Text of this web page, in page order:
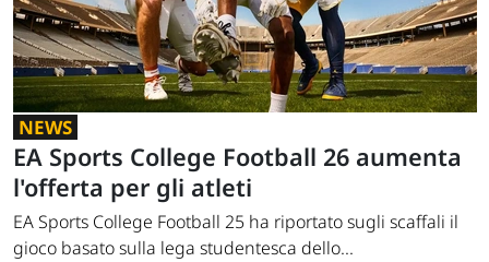
NEWS
EA Sports College Football 26 aumenta
l'offerta per gli atleti
EA Sports College Football 25 ha riportato sugli scaffali il
gioco basato sulla lega studentesca dello...